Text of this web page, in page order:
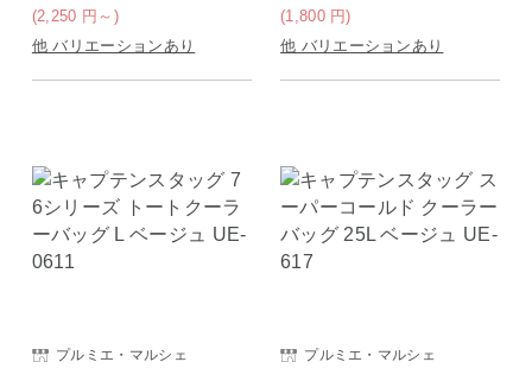
(2,250 円 ～)
他 バリエーションあり
(1,800 円)
他 バリエーションあり
プルミエ・マルシェ プルミエ・マルシェ